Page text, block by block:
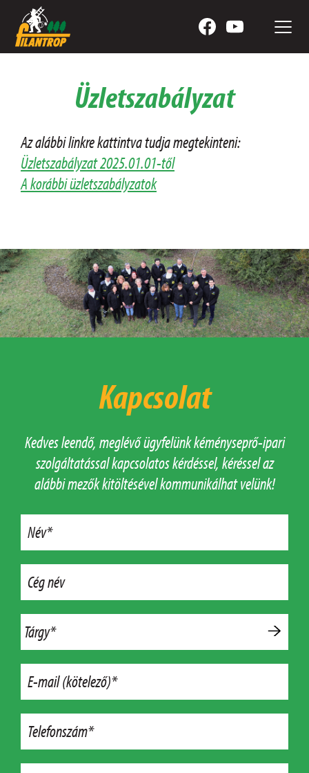
Üzletszabályzat
Az alábbi linkre kattintva tudja megtekinteni:
Üzletszabályzat 2025.01.01-től
A korábbi üzletszabályzatok
Kapcsolat
Kedves leendő, meglévő ügyfelünk kéményseprő-ipari
szolgáltatással kapcsolatos kérdéssel, kéréssel az
alábbi mezők kitöltésével kommunikálhat velünk!
Név*
Cég név
Tárgy*
E-mail (kötelező)*
Telefonszám*